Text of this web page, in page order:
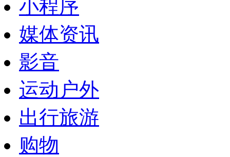
小程序
媒体资讯
影音
运动户外
出行旅游
购物